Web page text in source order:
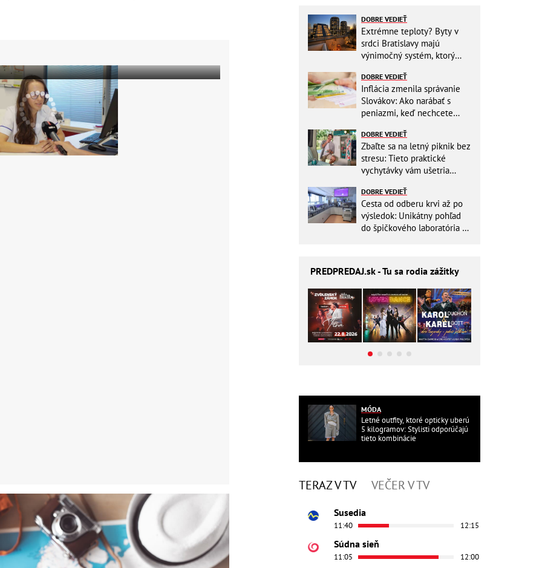
DOBRE VEDIEŤ
Extrémne teploty? Byty v
srdci Bratislavy majú
výnimočný systém, ktorý
DOBRE VEDIEŤ
Inflácia zmenila správanie
Slovákov: Ako narábať s
peniazmi, keď nechcete
DOBRE VEDIEŤ
Zbaľte sa na letný piknik bez
stresu: Tieto praktické
vychytávky vám ušetria
DOBRE VEDIEŤ
Cesta od odberu krvi až po
výsledok: Unikátny pohľad
do špičkového laboratória na
PREDPREDAJ.sk - Tu sa rodia zážitky
MÓDA
Letné outfity, ktoré opticky uberú
5 kilogramov: Stylisti odporúčajú
tieto kombinácie
TERAZ V TV VEČER V TV
Susedia
11:40 12:15
Súdna sieň
11:05 12:00